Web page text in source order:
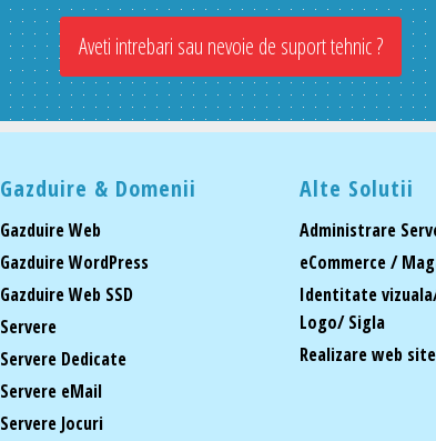
Aveti intrebari sau nevoie de suport tehnic ?
Gazduire & Domenii
Gazduire Web
Gazduire WordPress
Gazduire Web SSD
Servere
Servere Dedicate
Servere eMail
Servere Jocuri
Alte Solutii
Administrare
eCommerce /
Identitate
Logo/ Sigla
Realizare web